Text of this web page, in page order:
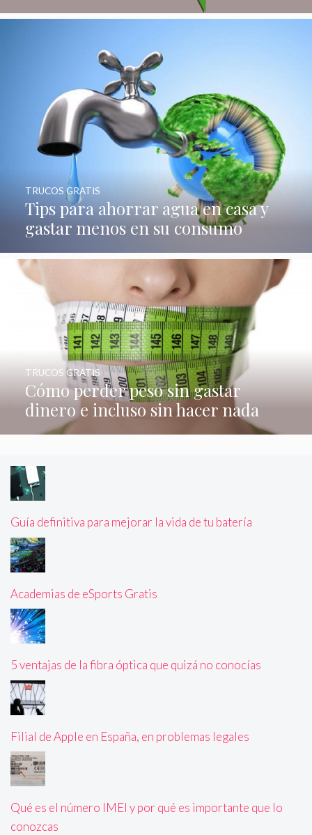
Tips para ahorrar agua en casa y
gastar menos en su consumo
TRUCOS GRATIS
Cómo perder peso sin gastar
dinero e incluso sin hacer nada
TRUCOS GRATIS
Guía definitiva para mejorar la vida de tu batería
Academias de eSports Gratis
5 ventajas de la fibra óptica que quizá no conocías
Filial de Apple en España, en problemas legales
Qué es el número IMEI y por qué es importante que lo
conozcas